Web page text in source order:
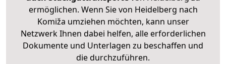
ermöglichen. Wenn Sie von Heidelberg nach
Komiža umziehen möchten, kann unser
Netzwerk Ihnen dabei helfen, alle erforderlichen
Dokumente und Unterlagen zu beschaffen und
die durchzuführen.